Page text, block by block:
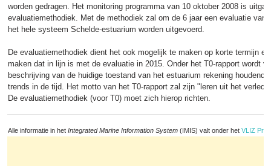
worden gedragen. Het monitoring programma van 10 oktober 2008 is
evaluatiemethodiek. Met de methodiek zal om de 6 jaar een evaluatie van
het hele systeem Schelde-estuarium worden uitgevoerd.
De evaluatiemethodiek dient het ook mogelijk te maken op korte termijn
maken dat in lijn is met de evaluatie in 2015. Onder het T0-rapport wordt
beschrijving van de huidige toestand van het estuarium rekening houdend
trends in de tijd. Het motto van het T0-rapport zal zijn "leren uit het
De evaluatiemethodiek (voor T0) moet zich hierop richten.
Alle informatie in het Integrated Marine Information System (IMIS) valt onder het VLIZ